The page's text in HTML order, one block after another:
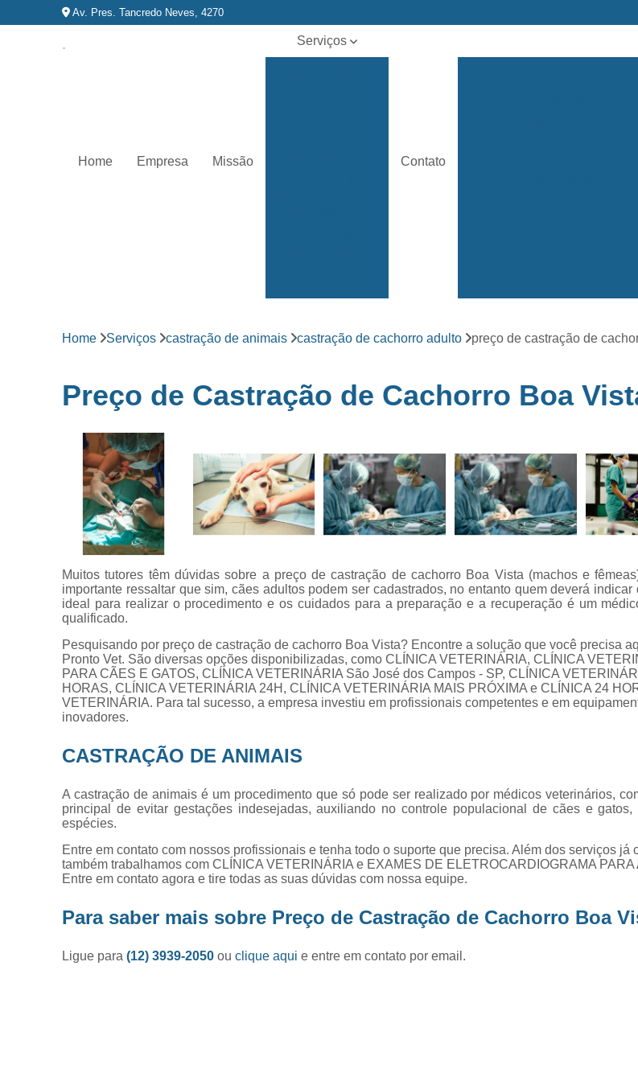
Av. Pres. Tancredo Neves, 4270
Home Empresa Missão
Serviços
Fisioterapia para
animais
para animais
Vacina para
animais
Veterinários 24
horas
Contato
Clínica Veterinária
Clínica Veterinária Popular
Exame de
Exame de
Exame de
Exame
Exame de
Exame
Exame de Raio X do
Exame de
Exame de Ultrassom
Exame
Exame de
Exame de
Exames
Exames Laboratoriais
Home Serviços castração de animais castração de cachorro adulto preço de castração de
Preço de Castração de Cachorro Boa
Muitos tutores têm dúvidas sobre a preço de castração de cachorro Boa Vista (machos e
importante ressaltar que sim, cães adultos podem ser cadastrados, no entanto quem deverá indicar
ideal para realizar o procedimento e os cuidados para a preparação e a recuperação é um
qualificado.
Pesquisando por preço de castração de cachorro Boa Vista? Encontre a solução que você precisa
Pronto Vet. São diversas opções disponibilizadas, como CLÍNICA VETERINÁRIA, CLÍNICA
PARA CÃES E GATOS, CLÍNICA VETERINÁRIA São José dos Campos - SP, CLÍNICA
HORAS, CLÍNICA VETERINÁRIA 24H, CLÍNICA VETERINÁRIA MAIS PRÓXIMA e CLÍNICA 24
VETERINÁRIA. Para tal sucesso, a empresa investiu em profissionais competentes e em
inovadores.
CASTRAÇÃO DE ANIMAIS
A castração de animais é um procedimento que só pode ser realizado por médicos veterinários,
principal de evitar gestações indesejadas, auxiliando no controle populacional de cães e gatos,
espécies.
Entre em contato com nossos profissionais e tenha todo o suporte que precisa. Além dos serviços já
também trabalhamos com CLÍNICA VETERINÁRIA e EXAMES DE ELETROCARDIOGRAMA PARA
Entre em contato agora e tire todas as suas dúvidas com nossa equipe.
Para saber mais sobre Preço de Castração de Cachorro Boa
Ligue para(12) 3939-2050ouclique aqui e entre em contato por email.